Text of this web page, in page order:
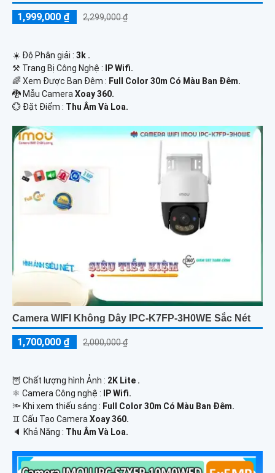
1,999,000 ₫ 2,299,000 ₫
☀️ Độ Phân giải : 3k .
⚒ Trang Bị Công Nghệ :
IP Wifi.
🌈 Xem Được Ban Đêm : Full Color 30m Có Màu Ban Ðêm.
🐉️ Mẫu Camera Xoay 360.
️💮 Đặt Điểm : Thu Âm Và Loa.
Camera WIFI Không Dây IPC-K7FP-3H0WE Sắc Nét
1,700,000 ₫ 2,000,000 ₫
🦉 Chất lượng hình Ảnh : 2K Lite .
⚛️ Camera Công nghệ :
IP Wifi.
🔦 Khi xem thiếu sáng : Full Color 30m Có Màu Ban Ðêm.
♊ Cấu Tạo Camera Xoay 360.
️🔈 Khả Năng : Thu Âm Và Loa.